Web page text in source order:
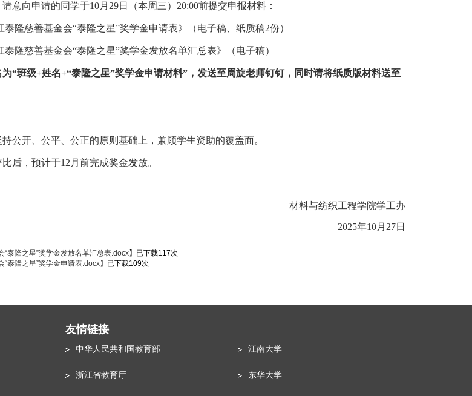
请意向申请的同学于10月29日 （本周三） 20:00前提交申报材料：
泰隆慈善基金会“泰隆之星”奖学金申请表》（电子稿、纸质稿2份）
泰隆慈善基金会“泰隆之星”奖学金发放名单汇总表》（电子稿）
为“班级+姓名+“泰隆之星”奖学金申请材料”，发送至周旋老师钉钉，同时请将纸质版材料送至
持公开、公平、公正的原则基础上，兼顾学生资助的覆盖面。
比后，预计于12月前完成奖金发放。
材料与纺织工程学院学工办
2025年10月 27日
“泰隆之星”奖学金发放名单汇总表.docx】已下载117次
“泰隆之星”奖学金申请表.docx】已下载109次
友情链接
中华人民共和国教育部
浙江省教育厅
江南大学
东华大学